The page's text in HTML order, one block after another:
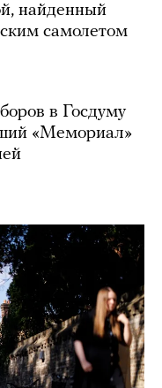
найденный
самолетом
в Госдуму
«Мемориал»